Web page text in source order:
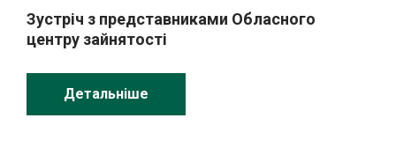
Зустріч з представниками Обласного
центру зайнятості
Детальніше